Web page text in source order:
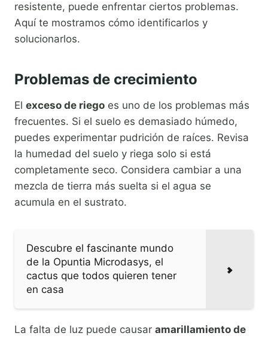
resistente, puede enfrentar ciertos problemas.
Aquí te mostramos cómo identificarlos y
solucionarlos.
Problemas de crecimiento
El exceso de riego es uno de los problemas más
frecuentes. Si el suelo es demasiado húmedo,
puedes experimentar pudrición de raíces. Revisa
la humedad del suelo y riega solo si está
completamente seco. Considera cambiar a una
mezcla de tierra más suelta si el agua se
acumula en el sustrato.
Descubre el fascinante mundo
de la Opuntia Microdasys, el
cactus que todos quieren tener
en casa
La falta de luz puede causar amarillamiento de